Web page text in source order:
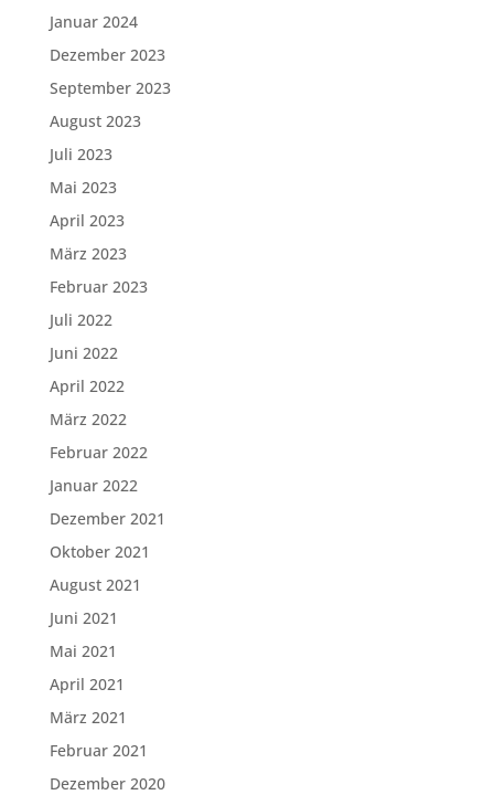
Januar 2024
Dezember 2023
September 2023
August 2023
Juli 2023
Mai 2023
April 2023
März 2023
Februar 2023
Juli 2022
Juni 2022
April 2022
März 2022
Februar 2022
Januar 2022
Dezember 2021
Oktober 2021
August 2021
Juni 2021
Mai 2021
April 2021
März 2021
Februar 2021
Dezember 2020